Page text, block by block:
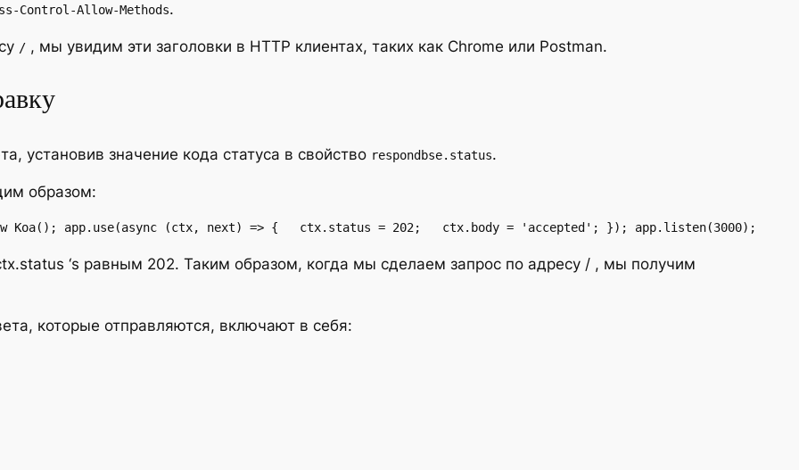
Control-Allow-Methods.
/ , мы увидим эти заголовки в HTTP клиентах, таких как Chrome или Postman.
установив значение кода статуса в свойство respondbse.status.
образом:
Koa(); app.use(async (ctx, next) => {   ctx.status = 202;   ctx.body = 'accepted'; }); app.listen(3000);
‘s равным 202. Таким образом, когда мы сделаем запрос по адресу / , мы получим
которые отправляются, включают в себя: